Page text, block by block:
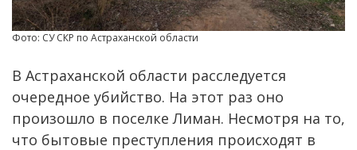
Фото: СУ СКР по Астраханской области
В Астраханской области расследуется
очередное убийство. На этот раз оно
произошло в поселке Лиман. Несмотря на то,
что бытовые преступления происходят в